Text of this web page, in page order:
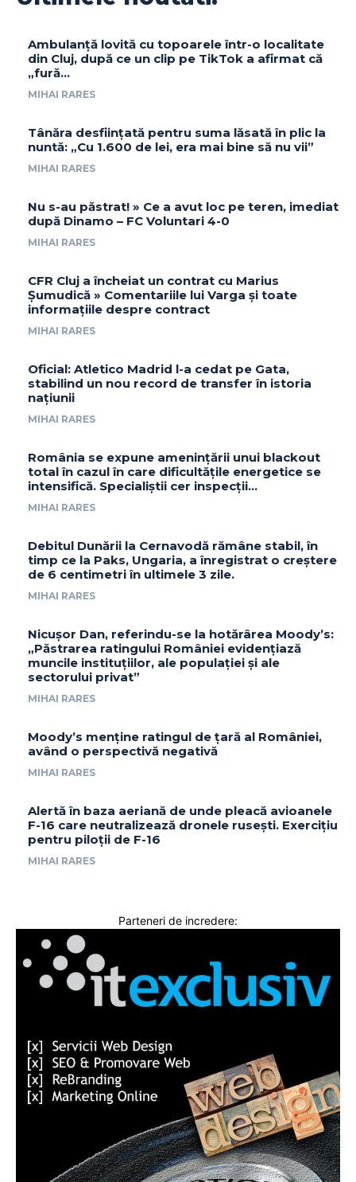
Ambulanță lovită cu topoarele într-o localitate
din Cluj, după ce un clip pe TikTok a afirmat că
„fură…
MIHAI RARES
Tânăra desființată pentru suma lăsată în plic la
nuntă: „Cu 1.600 de lei, era mai bine să nu vii”
MIHAI RARES
Nu s-au păstrat! » Ce a avut loc pe teren, imediat
după Dinamo – FC Voluntari 4-0
MIHAI RARES
CFR Cluj a încheiat un contrat cu Marius
Șumudică » Comentariile lui Varga și toate
informațiile despre contract
MIHAI RARES
Oficial: Atletico Madrid l-a cedat pe Gata,
stabilind un nou record de transfer în istoria
națiunii
MIHAI RARES
România se expune amenințării unui blackout
total în cazul în care dificultățile energetice se
intensifică. Specialiștii cer inspecții…
MIHAI RARES
Debitul Dunării la Cernavodă rămâne stabil, în
timp ce la Paks, Ungaria, a înregistrat o creștere
de 6 centimetri în ultimele 3 zile.
MIHAI RARES
Nicușor Dan, referindu-se la hotărârea Moody’s:
„Păstrarea ratingului României evidențiază
muncile instituțiilor, ale populației și ale
sectorului privat”
MIHAI RARES
Moody’s menține ratingul de țară al României,
având o perspectivă negativă
MIHAI RARES
Alertă în baza aeriană de unde pleacă avioanele
F-16 care neutralizează dronele rusești. Exercițiu
pentru piloții de F-16
MIHAI RARES
Parteneri de incredere: